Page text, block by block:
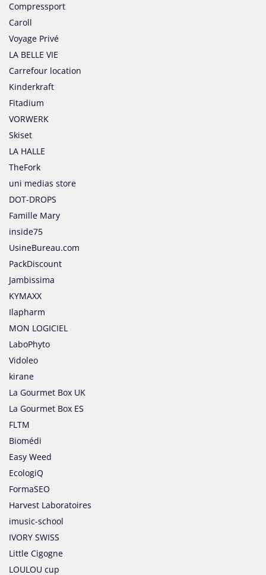
Compressport
Caroll
Voyage Privé
LA BELLE VIE
Carrefour location
Kinderkraft
Fitadium
VORWERK
Skiset
LA HALLE
TheFork
uni medias store
DOT-DROPS
Famille Mary
inside75
UsineBureau.com
PackDiscount
Jambissima
KYMAXX
Ilapharm
MON LOGICIEL
LaboPhyto
Vidoleo
kirane
La Gourmet Box UK
La Gourmet Box ES
FLTM
Biomédi
Easy Weed
EcologiQ
FormaSEO
Harvest Laboratoires
imusic-school
IVORY SWISS
Little Cigogne
LOULOU cup